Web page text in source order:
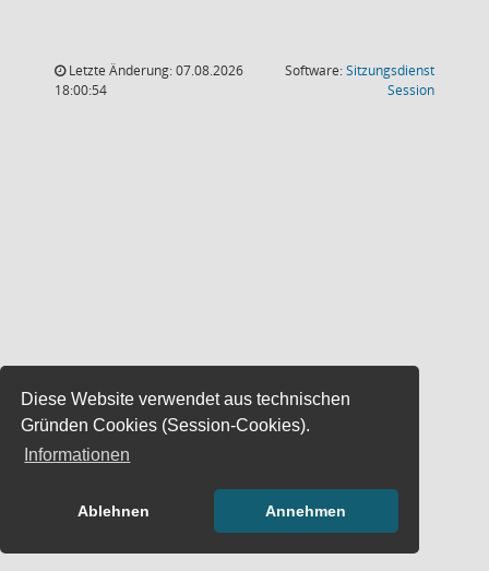
Diese Website verwendet aus technischen
Gründen Cookies (Session-Cookies).
Informationen
Ablehnen Annehmen
Letzte Änderung: 07.08.2026
18:00:54
Software:Sitzungsdienst
Session(Wird in